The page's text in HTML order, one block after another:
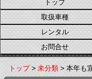
トップ
取扱車種
レンタル
お問合せ
トップ>未分類> 本年も